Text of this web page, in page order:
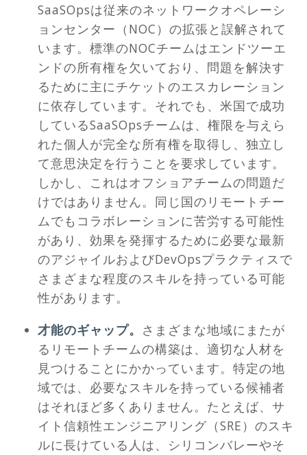
SaaSOpsは従来のネットワークオペレーシ
ョンセンター（NOC）の拡張と誤解されて
います。標準のNOCチームはエンドツーエ
ンドの所有権を欠いており、問題を解決す
るために主にチケットのエスカレーション
に依存しています。それでも、米国で成功
しているSaaSOpsチームは、権限を与えら
れた個人が完全な所有権を取得し、独立し
て意思決定を行うことを要求しています。
しかし、これはオフショアチームの問題だ
けではありません。同じ国のリモートチー
ムでもコラボレーションに苦労する可能性
があり、効果を発揮するために必要な最新
のアジャイルおよびDevOpsプラクティスで
さまざまな程度のスキルを持っている可能
性があります。
才能のギャップ。 さまざまな地域にまたが
るリモートチームの構築は、適切な人材を
見つけることにかかっています。特定の地
域では、必要なスキルを持っている候補者
はそれほど多くありません。たとえば、サ
イト信頼性エンジニアリング（SRE）のスキ
ルに長けている人は、シリコンバレーやそ